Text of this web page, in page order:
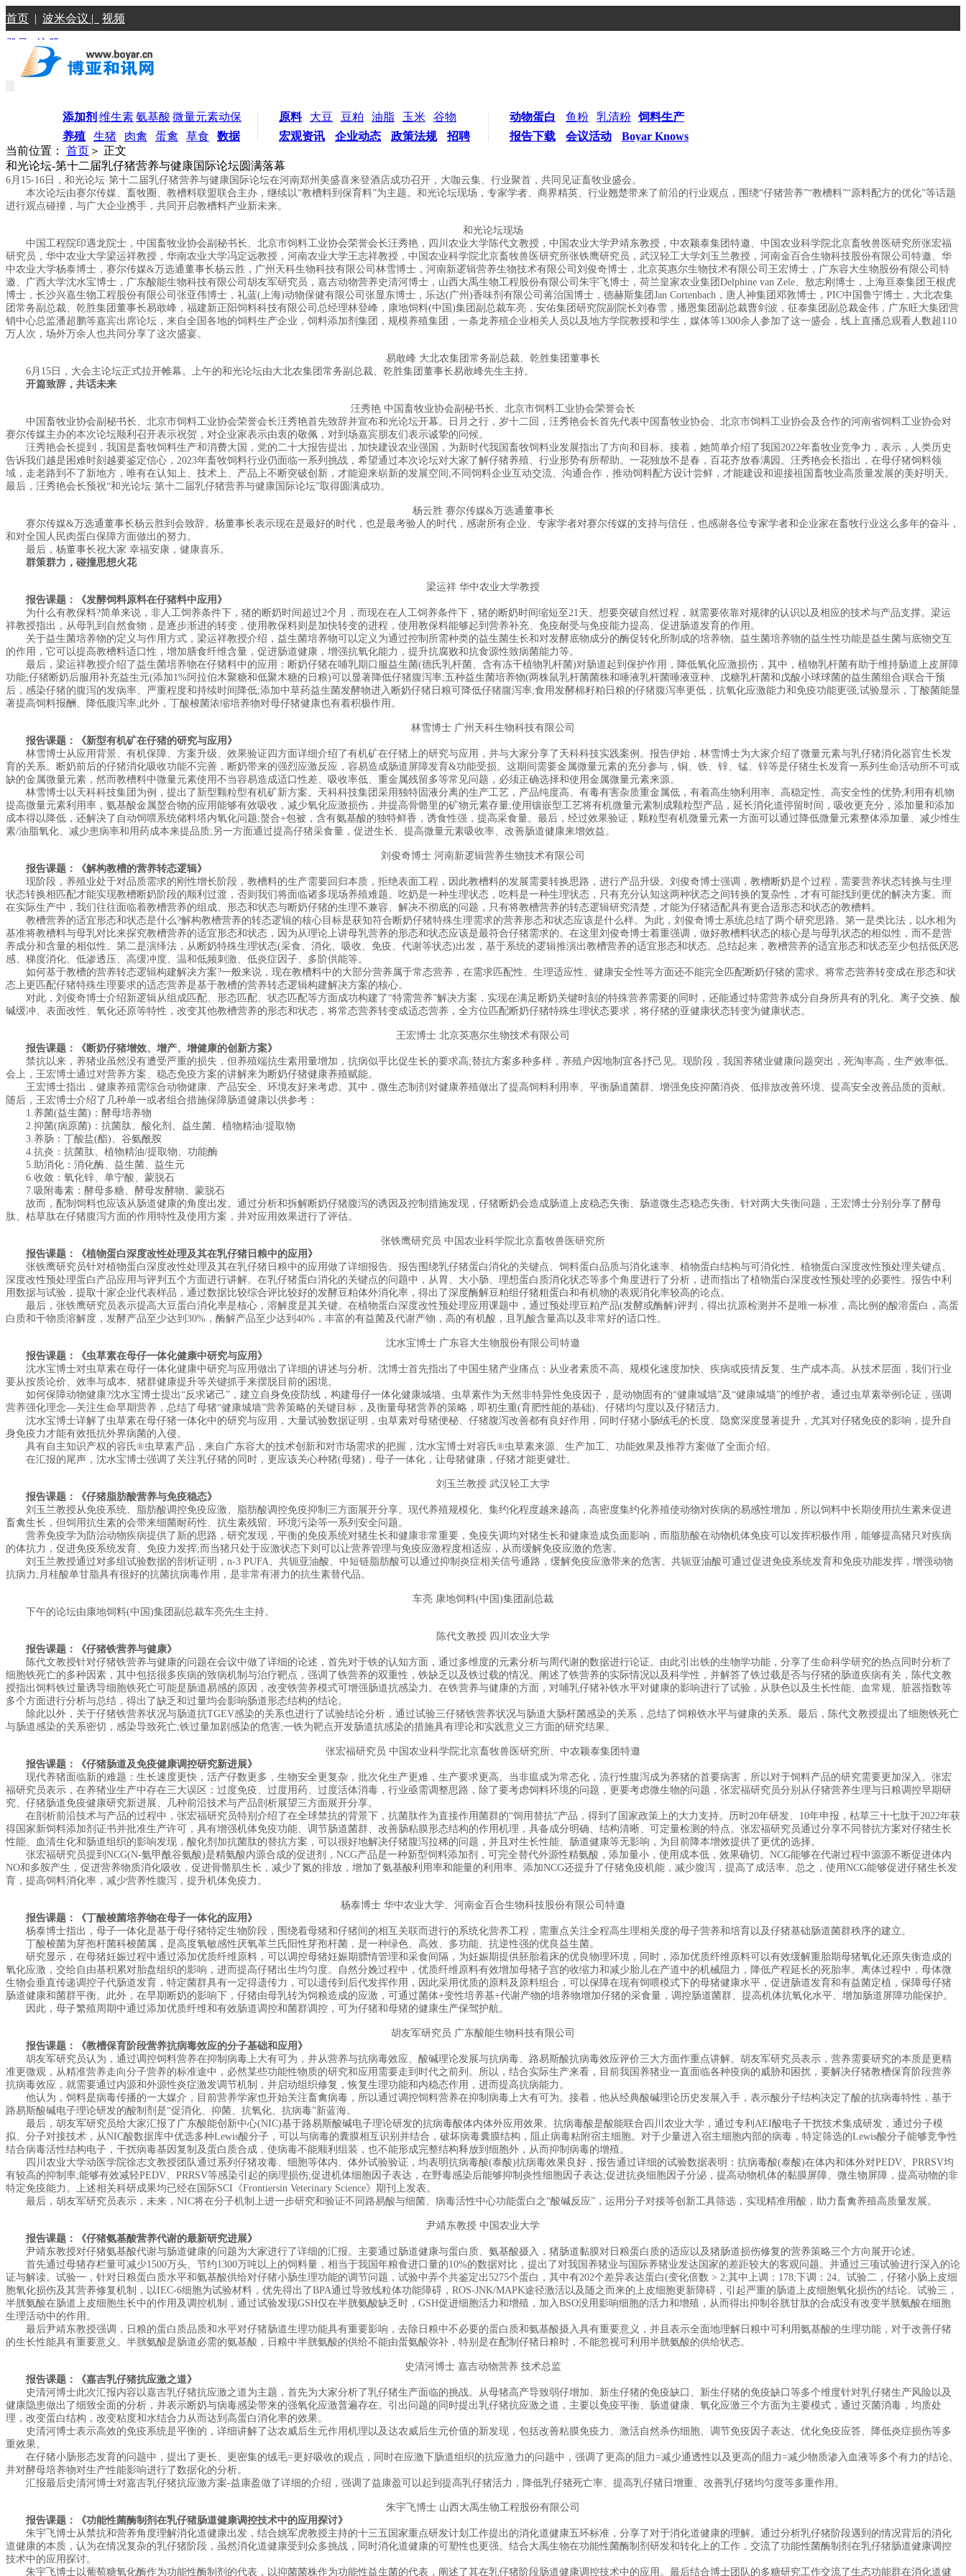
首页 | 波米会议 | 视频
登录 |注册
添加剂 维生素氨基酸 微量元素动保
养殖
生猪 肉禽 蛋禽 草食 数据
原料 大豆 豆粕 油脂 玉米
谷物
宏观资讯
企业动态 政策法规 招聘
动物蛋白 鱼粉 乳清粉 饲料生产
报告下载
会议活动
Boyar Knows
当前位置： 首页 ＞ 正文
和光论坛-第十二届乳仔猪营养与健康国际论坛圆满落幕
6月15-16日，和光论坛·第十二届乳仔猪营养与健康国际论坛在河南郑州美盛喜来登酒店成功召开，大咖云集、行业聚首，共同见证畜牧业盛会。
本次论坛由赛尔传媒、畜牧圈、教槽料联盟联合主办，继续以“教槽料到保育料”为主题。和光论坛现场，专家学者、商界精英、行业翘楚带来了前沿的行业观点，围绕“仔猪营养”“教槽料”“原料配方的优化”等话题
进行观点碰撞，与广大企业携手，共同开启教槽料产业新未来。
和光论坛现场
中国工程院印遇龙院士，中国畜牧业协会副秘书长、北京市饲料工业协会荣誉会长汪秀艳，四川农业大学陈代文教授，中国农业大学尹靖东教授，中农颖泰集团特邀、中国农业科学院北京畜牧兽医研究所张宏福
研究员，华中农业大学梁运祥教授，华南农业大学冯定远教授，河南农业大学王志祥教授，中国农业科学院北京畜牧兽医研究所张铁鹰研究员，武汉轻工大学刘玉兰教授，河南金百合生物科技股份有限公司特邀、华
中农业大学杨泰博士，赛尔传媒&万选通董事长杨云胜，广州天科生物科技有限公司林雪博士，河南新逻辑营养生物技术有限公司刘俊奇博士，北京英惠尔生物技术有限公司王宏博士，广东容大生物股份有限公司特
邀、广西大学沈水宝博士，广东酸能生物科技有限公司胡友军研究员，嘉吉动物营养史清河博士，山西大禹生物工程股份有限公司朱宇飞博士，荷兰皇家农业集团Delphine van Zele、敖志刚博士，上海亘泰集团王根虎
博士，长沙兴嘉生物工程股份有限公司张亚伟博士，礼蓝(上海)动物保健有限公司张显东博士，乐达(广州)香味剂有限公司蒋治国博士，德赫斯集团Jan Cortenbach，唐人神集团邓敦博士，PIC中国鲁宁博士，大北农集
团常务副总裁、乾胜集团董事长易敢峰，福建新正阳饲料科技有限公司总经理林登峰，康地饲料(中国)集团副总裁车亮，安佑集团研究院副院长刘春雪，播恩集团副总裁曹剑波，征泰集团副总裁金伟，广东旺大集团营
销中心总监潘超鹏等嘉宾出席论坛，来自全国各地的饲料生产企业，饲料添加剂集团，规模养殖集团，一条龙养殖企业相关人员以及地方学院教授和学生，媒体等1300余人参加了这一盛会，线上直播总观看人数超110
万人次，场外万余人也共同分享了这次盛宴。
易敢峰 大北农集团常务副总裁、乾胜集团董事长
6月15日，大会主论坛正式拉开帷幕。上午的和光论坛由大北农集团常务副总裁、乾胜集团董事长易敢峰先生主持。
开篇致辞，共话未来
汪秀艳 中国畜牧业协会副秘书长、北京市饲料工业协会荣誉会长
中国畜牧业协会副秘书长、北京市饲料工业协会荣誉会长汪秀艳首先致辞并宣布和光论坛开幕。日月之行，岁十二回，汪秀艳会长首先代表中国畜牧业协会、北京市饲料工业协会及合作的河南省饲料工业协会对
赛尔传媒主办的本次论坛顺利召开表示祝贺，对企业家表示由衷的敬佩，对到场嘉宾朋友们表示诚挚的问候。
汪秀艳会长提到，我国是畜牧饲料生产和消费大国，党的二十大报告提出，加快建设农业强国，为新时代我国畜牧饲料业发展指出了方向和目标。接着，她简单介绍了我国2022年畜牧业竞争力，表示，人类历史
告诉我们越是困难时刻越要鉴定信心，2023年畜牧饲料行业仍面临一系列挑战，希望通过本次论坛对大家了解仔猪养殖、行业形势有所帮助。一花独放不是春，百花齐放春满园。汪秀艳会长指出，在母仔猪饲料领
域，走老路到不了新地方，唯有在认知上、技术上、产品上不断突破创新，才能迎来崭新的发展空间;不同饲料企业互动交流、沟通合作，推动饲料配方设计尝鲜，才能建设和迎接祖国畜牧业高质量发展的美好明天。
最后，汪秀艳会长预祝“和光论坛·第十二届乳仔猪营养与健康国际论坛”取得圆满成功。
杨云胜 赛尔传媒&万选通董事长
赛尔传媒&万选通董事长杨云胜到会致辞。杨董事长表示现在是最好的时代，也是最考验人的时代，感谢所有企业、专家学者对赛尔传媒的支持与信任，也感谢各位专家学者和企业家在畜牧行业这么多年的奋斗，
和对全国人民肉蛋白保障方面做出的努力。
最后，杨董事长祝大家 幸福安康，健康喜乐。
群策群力，碰撞思想火花
梁运祥 华中农业大学教授
报告课题：《发酵饲料原料在仔猪料中应用》
为什么有教保料?简单来说，非人工饲养条件下，猪的断奶时间超过2个月，而现在在人工饲养条件下，猪的断奶时间缩短至21天。想要突破自然过程，就需要依靠对规律的认识以及相应的技术与产品支撑。梁运
祥教授指出，从母乳到自然食物，是逐步渐进的转变，使用教保料则是加快转变的进程，使用教保料能够起到营养补充、免疫耐受与免疫能力提高、促进肠道发育的作用。
关于益生菌培养物的定义与作用方式，梁运祥教授介绍，益生菌培养物可以定义为通过控制所需种类的益生菌生长和对发酵底物成分的酶促转化所制成的培养物。益生菌培养物的益生性功能是益生菌与底物交互
的作用，它可以提高教槽料适口性，增加膳食纤维含量，促进肠道健康，增强抗氧化能力，提升抗腐败和抗食源性致病菌能力等。
最后，梁运祥教授介绍了益生菌培养物在仔猪料中的应用：断奶仔猪在哺乳期口服益生菌(德氏乳杆菌、含有冻干植物乳杆菌)对肠道起到保护作用，降低氧化应激损伤，其中，植物乳杆菌有助于维持肠道上皮屏障
功能;仔猪断奶后服用补充益生元(添加1%阿拉伯木聚糖和低聚木糖的日粮)可以显著降低仔猪腹泻率;五种益生菌培养物(两株鼠乳杆菌菌株和唾液乳杆菌唾液亚种、戊糖乳杆菌和戊酸小球球菌的益生菌组合)联合干预
后，感染仔猪的腹泻的发病率、严重程度和持续时间降低;添加中草药益生菌发酵物进入断奶仔猪日粮可降低仔猪腹泻率;食用发酵棉籽粕日粮的仔猪腹泻率更低，抗氧化应激能力和免疫功能更强;试验显示，丁酸菌能显
著提高饲料报酬、降低腹泻率;此外，丁酸梭菌浓缩培养物对母仔猪健康也有着积极作用。
林雪博士 广州天科生物科技有限公司
报告课题：《新型有机矿在仔猪的研究与应用》
林雪博士从应用背景、有机保障、方案升级、效果验证四方面详细介绍了有机矿在仔猪上的研究与应用，并与大家分享了天科科技实践案例。报告伊始，林雪博士为大家介绍了微量元素与乳仔猪消化器官生长发
育的关系。断奶前后的仔猪消化吸收功能不完善，断奶带来的强烈应激反应，容易造成肠道屏障发育&功能受损。这期间需要金属微量元素的充分参与，铜、铁、锌、锰、锌等是仔猪生长发育一系列生命活动所不可或
缺的金属微量元素，然而教槽料中微量元素使用不当容易造成适口性差、吸收率低、重金属残留多等常见问题，必须正确选择和使用金属微量元素来源。
林雪博士以天科科技集团为例，提出了新型颗粒型有机矿新方案。天科科技集团采用独特固液分离的生产工艺，产品纯度高、有毒有害杂质重金属低，有着高生物利用率、高稳定性、高安全性的优势;利用有机物
提高微量元素利用率，氨基酸金属螯合物的应用能够有效吸收，减少氧化应激损伤，并提高骨骼里的矿物元素存量;使用镶嵌型工艺将有机微量元素制成颗粒型产品，延长消化道停留时间，吸收更充分，添加量和添加
成本得以降低，还解决了自动饲喂系统储料塔内氧化问题;螯合+包被，含有氨基酸的独特鲜香，诱食性强，提高采食量。最后，经过效果验证，颗粒型有机微量元素一方面可以通过降低微量元素整体添加量、减少维生
素/油脂氧化、减少患病率和用药成本来提品质;另一方面通过提高仔猪采食量，促进生长、提高微量元素吸收率、改善肠道健康来增效益。
刘俊奇博士 河南新逻辑营养生物技术有限公司
报告课题：《解构教槽的营养转态逻辑》
现阶段，养殖业处于对品质需求的刚性增长阶段，教槽料的生产需要回归本质，拒绝表面工程，因此教槽料的发展需要转换思路，进行产品升级。刘俊奇博士强调，教槽断奶是个过程，需要营养状态转换与生理
状态转换相匹配才能实现教槽断奶阶段的顺利过渡，否则我们将面临诸多现场养殖难题。吃奶是一种生理状态，吃料是一种生理状态，只有充分认知这两种状态之间转换的复杂性，才有可能找到更优的解决方案。而
在实际生产中，我们往往面临着教槽营养的组成、形态和状态与断奶仔猪的生理不兼容、解决不彻底的问题，只有将教槽营养的转态逻辑研究清楚，才能为仔猪适配具有更合适形态和状态的教槽料。
教槽营养的适宜形态和状态是什么?解构教槽营养的转态逻辑的核心目标是获知符合断奶仔猪特殊生理需求的营养形态和状态应该是什么样。为此，刘俊奇博士系统总结了两个研究思路。第一是类比法，以水相为
基准将教槽料与母乳对比来探究教槽营养的适宜形态和状态，因为从理论上讲母乳营养的形态和状态应该是最符合仔猪需求的。在这里刘俊奇博士着重强调，做好教槽料状态的核心是与母乳状态的相似性，而不是营
养成分和含量的相似性。第二是演绎法，从断奶特殊生理状态(采食、消化、吸收、免疫、代谢等状态)出发，基于系统的逻辑推演出教槽营养的适宜形态和状态。总结起来，教槽营养的适宜形态和状态至少包括低厌恶
感、梯度消化、低渗透压、高缓冲度、温和低频刺激、低炎症因子、多阶供能等。
如何基于教槽的营养转态逻辑构建解决方案?一般来说，现在教槽料中的大部分营养属于常态营养，在需求匹配性、生理适应性、健康安全性等方面还不能完全匹配断奶仔猪的需求。将常态营养转变成在形态和状
态上更匹配仔猪特殊生理要求的适态营养是基于教槽的营养转态逻辑构建解决方案的核心。
对此，刘俊奇博士介绍新逻辑从组成匹配、形态匹配、状态匹配等方面成功构建了“特需营养”解决方案，实现在满足断奶关键时刻的特殊营养需要的同时，还能通过特需营养成分自身所具有的乳化、离子交换、酸
碱缓冲、表面改性、氧化还原等特性，改变其他教槽营养的形态和状态，将常态营养转变成适态营养，全方位匹配断奶仔猪特殊生理状态要求，将仔猪的亚健康状态转变为健康状态。
王宏博士 北京英惠尔生物技术有限公司
报告课题：《断奶仔猪增效、增产、增健康的创新方案》
禁抗以来，养猪业虽然没有遭受严重的损失，但养殖端抗生素用量增加，抗病似乎比促生长的要求高;替抗方案多种多样，养殖户因地制宜各抒己见。现阶段，我国养猪业健康问题突出，死淘率高，生产效率低。
会上，王宏博士通过对营养方案、稳态免疫方案的讲解来为断奶仔猪健康养殖赋能。
王宏博士指出，健康养殖需综合动物健康、产品安全、环境友好来考虑。其中，微生态制剂对健康养殖做出了提高饲料利用率、平衡肠道菌群、增强免疫抑菌消炎、低排放改善环境、提高安全改善品质的贡献。
随后，王宏博士介绍了几种单一或者组合措施保障肠道健康以供参考：
1.养菌(益生菌)：酵母培养物
2.抑菌(病原菌)：抗菌肽、酸化剂、益生菌、植物精油/提取物
3.养肠：丁酸盐(酯)、谷氨酰胺
4.抗炎：抗菌肽、植物精油/提取物、功能酶
5.助消化：消化酶、益生菌、益生元
6.收敛：氧化锌、单宁酸、蒙脱石
7.吸附毒素：酵母多糖、酵母发酵物、蒙脱石
故而，配制饲料也应该从肠道健康的角度出发。通过分析和拆解断奶仔猪腹泻的诱因及控制措施发现，仔猪断奶会造成肠道上皮稳态失衡、肠道微生态稳态失衡。针对两大失衡问题，王宏博士分别分享了酵母
肽、枯草肽在仔猪腹泻方面的作用特性及使用方案，并对应用效果进行了评估。
张铁鹰研究员 中国农业科学院北京畜牧兽医研究所
报告课题：《植物蛋白深度改性处理及其在乳仔猪日粮中的应用》
张铁鹰研究员针对植物蛋白深度改性处理及其在乳仔猪日粮中的应用做了详细报告。报告围绕乳仔猪蛋白消化的关键点、饲料蛋白品质与消化速率、植物蛋白结构与可消化性、植物蛋白深度改性预处理关键点、
深度改性预处理蛋白产品应用与评判五个方面进行讲解。在乳仔猪蛋白消化的关键点的问题中，从胃、大小肠、理想蛋白质消化状态等多个角度进行了分析，进而指出了植物蛋白深度改性预处理的必要性。报告中利
用数据与试验，提取十家企业代表样品，通过数据比较综合评比较好的发酵豆粕体外消化率，得出了深度酶解豆粕组仔猪粗蛋白和有机物的表观消化率较高的论点。
最后，张铁鹰研究员表示提高大豆蛋白消化率是核心，溶解度是其关键。在植物蛋白深度改性预处理应用课题中，通过预处理豆粕产品(发酵或酶解)评判，得出抗原检测并不是唯一标准，高比例的酸溶蛋白，高蛋
白质和干物质溶解度，发酵产品至少达到30%，酶解产品至少达到40%，丰富的有益菌及代谢产物，高的有机酸，且乳酸含量高以及非常好的适口性。
沈水宝博士 广东容大生物股份有限公司特邀
报告课题：《虫草素在母仔一体化健康中研究与应用》
沈水宝博士对虫草素在母仔一体化健康中研究与应用做出了详细的讲述与分析。沈博士首先指出了中国生猪产业痛点：从业者素质不高、规模化速度加快、疾病或疫情反复、生产成本高。从技术层面，我们行业
要从按质论价、效率与成本、猪群健康提升等关键抓手来摆脱目前的困境。
如何保障动物健康?沈水宝博士提出“反求诸己”，建立自身免疫防线，构建母仔一体化健康城墙。虫草素作为天然非特异性免疫因子，是动物固有的“健康城墙”及“健康城墙”的维护者。通过虫草素举例论证，强调
营养强化理念—关注生命早期营养，总结了母猪“健康城墙”营养策略的关键目标，及衡量母猪营养的策略，即初生重(育肥性能的基础)、仔猪均匀度以及仔猪活力。
沈水宝博士详解了虫草素在母仔猪一体化中的研究与应用，大量试验数据证明，虫草素对母猪便秘、仔猪腹泻改善都有良好作用，同时仔猪小肠绒毛的长度、隐窝深度显著提升，尤其对仔猪免疫的影响，提升自
身免疫力才能有效抵抗外界病菌的入侵。
具有自主知识产权的容氏®虫草素产品，来自广东容大的技术创新和对市场需求的把握，沈水宝博士对容氏®虫草素来源、生产加工、功能效果及推荐方案做了全面介绍。
在汇报的尾声，沈水宝博士强调了关注乳仔猪的同时，更应该关心种猪(母猪)，母子一体化，让母猪健康，仔猪才能更健壮。
刘玉兰教授 武汉轻工大学
报告课题：《仔猪脂肪酸营养与免疫稳态》
刘玉兰教授从免疫系统、脂肪酸调控免疫应激、脂肪酸调控免疫抑制三方面展开分享。现代养殖规模化、集约化程度越来越高，高密度集约化养殖使动物对疾病的易感性增加，所以饲料中长期使用抗生素来促进
畜禽生长，但饲用抗生素的会带来细菌耐药性、抗生素残留、环境污染等一系列安全问题。
营养免疫学为防治动物疾病提供了新的思路，研究发现，平衡的免疫系统对猪生长和健康非常重要，免疫失调均对猪生长和健康造成负面影响，而脂肪酸在动物机体免疫可以发挥积极作用，能够提高猪只对疾病
的体抗力，促进免疫系统发育、免疫力发挥;而当猪只处于应激状态下则可以让营养管理与免疫应激程度相适应，从而缓解免疫应激的危害。
刘玉兰教授通过对多组试验数据的剖析证明，n-3 PUFA、共轭亚油酸、中短链脂肪酸可以通过抑制炎症相关信号通路，缓解免疫应激带来的危害。共轭亚油酸可通过促进免疫系统发育和免疫功能发挥，增强动物
抗病力;月桂酸单甘脂具有很好的抗菌抗病毒作用，是非常有潜力的抗生素替代品。
车亮 康地饲料(中国)集团副总裁
下午的论坛由康地饲料(中国)集团副总裁车亮先生主持。
陈代文教授 四川农业大学
报告课题：《仔猪铁营养与健康》
陈代文教授针对仔猪铁营养与健康的问题在会议中做了详细的论述，首先对于铁的认知方面，通过多维度的元素分析与周代谢的数据进行论证。由此引出铁的生物学功能，分享了生命科学研究的热点同时分析了
细胞铁死亡的多种因素，其中包括很多疾病的致病机制与治疗靶点，强调了铁营养的双重性，铁缺乏以及铁过载的情况。阐述了铁营养的实际情况以及科学性，并解答了铁过载是否与仔猪的肠道疾病有关，陈代文教
授指出饲料铁过量诱导细胞铁死亡可能是肠道易感的原因，改变铁营养模式可增强肠道抗感染力。在铁营养与健康的方面，对哺乳仔猪补铁水平对健康的影响进行了试验，从肤色以及生长性能、血常规、脏器指数等
多个方面进行分析与总结，得出了缺乏和过量均会影响肠道形态结构的结论。
除此以外，关于仔猪铁营养状况与肠道抗TGEV感染的关系也进行了试验结论分析，通过试验三仔猪铁营养状况与肠道大肠杆菌感染的关系，总结了饲粮铁水平与健康的关系。最后，陈代文教授提出了细胞铁死亡
与肠道感染的关系密切，感染导致死亡;铁过量加剧感染的危害;一铁为靶点开发肠道抗感染的措施具有理论和实践意义三方面的研究结果。
张宏福研究员 中国农业科学院北京畜牧兽医研究所、中农颖泰集团特邀
报告课题：《仔猪肠道及免疫健康调控研究新进展》
现代养猪面临新的难题：生长速度更快，活产仔数更多，生物安全更复杂，批次化生产更难，生产要求更高。当非瘟成为常态化，流行性腹泻成为养猪的首要病害，所以对于饲料产品的研究需要更加深入。张宏
福研究员表示，在养猪业生产中存在三大误区：过度免疫、过度用药、过度活体消毒，行业亟需调整思路，除了要考虑饲料环境的问题，更要考虑微生物的问题，张宏福研究员分别从仔猪营养生理与日粮调控早期研
究、仔猪肠道免疫健康研究新进展、几种前沿技术与产品剖析展望三方面展开分享。
在剖析前沿技术与产品的过程中，张宏福研究员特别介绍了在全球禁抗的背景下，抗菌肽作为直接作用菌群的“饲用替抗”产品，得到了国家政策上的大力支持。历时20年研发、10年申报，枯草三十七肽于2022年获
得国家新饲料添加剂证书并批准生产许可，具有增强机体免疫功能、调节肠道菌群、改善肠粘膜形态结构的作用机理，具备成分明确、结构清晰、可定量检测的特点。张宏福研究员通过分享不同替抗方案对仔猪生长
性能、血清生化和肠道组织的影响发现，酸化剂加抗菌肽的替抗方案，可以很好地解决仔猪腹泻拉稀的问题，并且对生长性能、肠道健康等无影响，为目前降本增效提供了更优的选择。
张宏福研究员提到NCG(N-氨甲酰谷氨酸)是精氨酸内源合成的促进剂，NCG产品是一种新型饲料添加剂，可完全替代外源性精氨酸，添加量小，使用成本低，效果确切。NCG能够在代谢过程中源源不断促进体内
NO和多胺产生，促进营养物质消化吸收，促进骨骼肌生长，减少了氮的排放，增加了氨基酸利用率和能量的利用率。添加NCG还提升了仔猪免疫机能，减少腹泻，提高了成活率。总之，使用NCG能够促进仔猪生长发
育，提高饲料消化率，减少营养性腹泻，提升机体免疫力。
杨泰博士 华中农业大学、河南金百合生物科技股份有限公司特邀
报告课题：《丁酸梭菌培养物在母子一体化的应用》
杨泰博士指出，母子一体化是基于母仔猪特定生物阶段，围绕着母猪和仔猪间的相互关联而进行的系统化营养工程，需重点关注全程高生理相关度的母子营养和培育以及仔猪基础肠道菌群秩序的建立。
丁酸梭菌为芽孢杆菌科梭菌属，是高度氧敏感性厌氧革兰氏阳性芽孢杆菌，是一种绿色、高效、多功能、抗逆性强的优良益生菌。
研究显示，在母猪妊娠过程中通过添加优质纤维原料，可以调控母猪妊娠期膘情管理和采食间隔，为妊娠期提供胚胎着床的优良物理环境，同时，添加优质纤维原料可以有效缓解重胎期母猪氧化还原失衡造成的
氧化应激，交给自由基积累对胎盘组织的影响，进而提高仔猪出生均匀度。自然分娩过程中，优质纤维原料有效增加母猪子宫的收缩力和减少胎儿在产道中的机械阻力，降低产程延长的死胎率。离体过程中，母体微
生物会垂直传递调控子代肠道发育，特定菌群具有一定得遗传力，可以遗传到后代发挥作用，因此采用优质的原料及原料组合，可以保障在现有饲喂模式下的母猪健康水平，促进肠道发育和有益菌定植，保障母仔猪
肠道健康和菌群平衡。此外，在早期断奶的影响下，仔猪由母乳转为饲粮造成的应激，可通过菌体+变性培养基+代谢产物的培养物增加仔猪的采食量，调控肠道菌群、提高机体抗氧化水平、增加肠道屏障功能保护。
因此，母子繁殖周期中通过添加优质纤维和有效肠道调控和菌群调控，可为仔猪和母猪的健康生产保驾护航。
胡友军研究员 广东酸能生物科技有限公司
报告课题：《教槽保育阶段营养抗病毒效应的分子基础和应用》
胡友军研究员认为，通过调控饲料营养在抑制病毒上大有可为，并从营养与抗病毒效应、酸碱理论发展与抗病毒、路易斯酸抗病毒效应评价三大方面作重点讲解。胡友军研究员表示，营养需要研究的本质是更精
准更微观，从精准营养走向分子营养的标准途中，必然某些功能性物质的研究和应用需要走到时代之前列。所以，结合实际生产来看，目前我国养猪业一直面临各种疫病的威胁和困扰，要解决仔猪教槽保育阶段营养
抗病毒效应，就需要通过内源和外源性炎症激发调节机制，并启动组织修复，恢复生理功能和内稳态作用，进而提高抗病能力。
他认为，饲料是病毒传播的一大媒介，目前营养学家也开始关注畜禽病毒，所以通过调控饲料营养在抑制病毒上大有可为。接着，他从经典酸碱理论历史发展入手，表示酸分子结构决定了酸的抗病毒特性，基于
路易斯酸碱电子理论研发的酸制剂是“促消化、抑菌、抗氧化、抗病毒”新蓝海。
最后，胡友军研究员给大家汇报了广东酸能创新中心(NIC)基于路易斯酸碱电子理论研发的抗病毒酸体内体外应用效果。抗病毒酸是酸能联合四川农业大学，通过专利AEI酸电子干扰技术集成研发，通过分子模
拟、分子对接技术，从NIC酸数据库中优选多种Lewis酸分子，可以与病毒的囊膜相互识别并结合，破坏病毒囊膜结构，阻止病毒粘附宿主细胞。对于少量进入宿主细胞内部的病毒，特定筛选的Lewis酸分子能够竞争性
结合病毒活性结构电子，干扰病毒基因复制及蛋白质合成，使病毒不能顺利组装，也不能形成完整结构释放到细胞外，从而抑制病毒的增殖。
四川农业大学动医学院徐志文教授团队通过系列仔猪攻毒、细胞等体内、体外试验验证，均表明抗病毒酸(泰酸)抗病毒效果良好，报告通过详细的试验数据表明：抗病毒酸(泰酸)在体内和体外对PEDV、PRRSV均
有较高的抑制率;能够有效减轻PEDV、PRRSV等感染引起的病理损伤;促进机体细胞因子表达，在野毒感染后能够抑制炎性细胞因子表达;促进抗炎细胞因子分泌，提高动物机体的黏膜屏障、微生物屏障，提高动物的非
特定免疫能力。上述相关科研成果均已经在国际SCI《Frontiersin Veterinary Science》期刊上发表。
最后，胡友军研究员表示，未来，NIC将在分子机制上进一步研究和验证不同路易酸与细菌、病毒活性中心功能蛋白之“酸碱反应”，运用分子对接等创新工具筛选，实现精准用酸，助力畜禽养殖高质量发展。
尹靖东教授 中国农业大学
报告课题：《仔猪氨基酸营养代谢的最新研究进展》
尹靖东教授对仔猪氨基酸代谢与肠道健康的问题为大家进行了详细的汇报。主要通过肠道健康与蛋白质、氨基酸摄入，猪肠道黏膜对日粮蛋白质的适应以及猪肠道损伤修复的营养策略三个方向展开论述。
首先通过母猪存栏量可减少1500万头、节约1300万吨以上的饲料量，相当于我国年粮食进口量的10%的数据对比，提出了对我国养猪业与国际养猪业发达国家的差距较大的客观问题。并通过三项试验进行深入的论
证与解读。试验一，针对日粮蛋白质水平和氨基酸供给对仔猪小肠生理功能的调节问题，试验中弄个共鉴定出5275个蛋白，其中有202个差异表达蛋白(变化倍数 > 2;其中上调：178;下调：24。试验二，仔猪小肠上皮细
胞氧化损伤及其营养修复机制，以IEC-6细胞为试验材料，优先得出了BPA通过导致线粒体功能障碍，ROS-JNK/MAPK途径激活以及随之而来的上皮细胞更新障碍，引起严重的肠道上皮细胞氧化损伤的结论。试验三，
半胱氨酸在肠道上皮细胞生长中的作用及调控机制，通过试验发现GSH仅在半胱氨酸缺乏时，GSH促进细胞活力和增殖，加入BSO没用影响细胞的活力和增殖，从而得出抑制谷胱甘肽的合成没有改变半胱氨酸在细胞
生理活动中的作用。
最后尹靖东教授强调，日粮的蛋白质品质和水平对仔猪肠道生理功能具有重要影响，去除日粮中不必要的蛋白质和氨基酸摄入具有重要意义，并且表示全面地理解日粮中可利用氨基酸的生理功能，对于改善仔猪
的生长性能具有重要意义。半胱氨酸是肠道必需的氨基酸，日粮中半胱氨酸的供给不能由蛋氨酸弥补，特别是在配制仔猪日粮时，不能忽视可利用半胱氨酸的供给状态。
史清河博士 嘉吉动物营养 技术总监
报告课题：《嘉吉乳仔猪抗应激之道》
史清河博士此次汇报内容以嘉吉乳仔猪抗应激之道为主题，首先为大家分析了乳仔猪生产面临的挑战。从母猪高产导致弱仔增加、新生仔猪的免疫缺口、新生仔猪的免疫缺口等多个维度针对乳仔猪生产风险以及
健康隐患做出了细致全面的分析，并表示断奶与病毒感染带来的强氧化应激普遍存在。引出问题的同时提出乳仔猪抗应激之道，主要以免疫平衡、肠道健康、氧化应激三个方面为主要模式，通过灭菌消毒，均质处
理，改变蛋白结构，改变粘度和水结合力从而达到高蛋白消化率的效果。
史清河博士表示高效的免疫系统是平衡的，详细讲解了达农威后生元作用机理以及达农威后生元价值的新发现，包括改善粘膜免疫力、激活自然杀伤细胞、调节免疫因子表达、优化免疫应答、降低炎症损伤等多
重效果。
在仔猪小肠形态发育的问题中，提出了更长、更密集的绒毛=更好吸收的观点，同时在应激下肠道组织的抗应激力的问题中，强调了更高的阻力=减少通透性以及更高的阻力=减少物质渗入血液等多个有力的结论。
并对酵母培养物对生产性能影响进行了数据化的分析。
汇报最后史清河博士对嘉吉乳仔猪抗应激方案-益康盈做了详细的介绍，强调了益康盈可以起到提高乳仔猪活力，降低乳仔猪死亡率、提高乳仔猪日增重、改善乳仔猪均匀度等多重作用。
朱宇飞博士 山西大禹生物工程股份有限公司
报告课题：《功能性菌酶制剂在乳仔猪肠道健康调控技术中的应用探讨》
朱宇飞博士从禁抗和营养角度理解消化道健康出发，结合姚军虎教授主持的十三五国家重点研发计划工作提出的消化道健康五环标准，分享了对于消化道健康的理解。通过分析乳仔猪阶段遇到的情况背后的消化
道健康的本质，认为在情况复杂的乳仔猪阶段，虽然消化道健康受到众多挑战，同时消化道健康的可塑性也更强。结合大禹生物在功能性菌酶制剂研发和转化上的工作，交流了功能性菌酶制剂在乳仔猪肠道健康调控
技术中的应用探讨。
朱宇飞博士以葡萄糖氧化酶作为功能性酶制剂的代表，以抑菌菌株作为功能性益生菌的代表，阐述了其在乳仔猪阶段肠道健康调控技术中的应用。最后结合博士团队的多糖研究工作交流了生态功能群在消化道健